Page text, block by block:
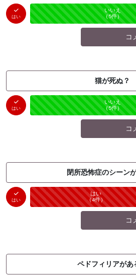
はい
はい
（0件）
未投票
いいえ
（5件）
コ
猫が死ぬ？
はい
はい
（0件）
未投票
いいえ
（5件）
コ
閉所恐怖症のシーン
はい
はい
（4件）
コ
ペドフィリアがあ